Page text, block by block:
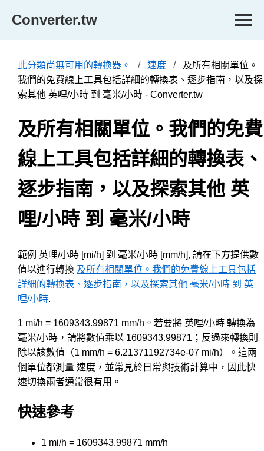
Converter.tw
此分類尚無可用的轉換器。 速度
及所有相關單位。
我們的免費線上工具包括詳細的轉換表、逐步指南，以及探
索其他 英哩/小時 到 毫米/小時 - Converter.tw
及所有相關單位。我們的免費
線上工具包括詳細的轉換表、
逐步指南，以及探索其他 英
哩/小時 到 毫米/小時
範例 英哩/小時 [mi/h] 到 毫米/小時 [mm/h], 請在下方提供數
值以進行轉換 及所有相關單位。我們的免費線上工具包括
詳細的轉換表、逐步指南，以及探索其他 毫米/小時 到 英
哩/小時.
1 mi/h = 1609343.99871 mm/h。若要將 英哩/小時 轉換為
毫米/小時，請將數值乘以 1609343.99871；反過來轉換則
除以該數值（1 mm/h = 6.21371192734e-07 mi/h）。這兩
個單位都測量 速度，並常見於日常與技術計算中，因此快
速切換兩者通常很有用。
快速參考
1 mi/h = 1609343.99871 mm/h